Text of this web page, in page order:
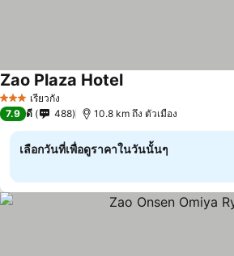
3 ดาว เรียวกัง
Zao Plaza Hotelดูราคา
7.9 ดี 488 10.8 km ถึง ตัวเมือง
เลือกวันที่เพื่อดูราคาในวันนั้นๆ